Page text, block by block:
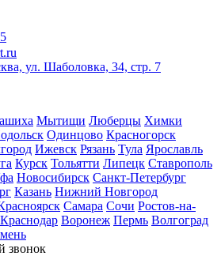
ул. Шаболовка, 34, стр. 7
Мытищи Люберцы Химки
Одинцово Красногорск
Ижевск Рязань Тула Ярославль
Курск Тольятти Липецк Ставрополь
Новосибирск Санкт-Петербург
Казань Нижний Новгород
Самара Сочи Ростов-на-
Краснодар Воронеж Пермь Волгоград
звонок